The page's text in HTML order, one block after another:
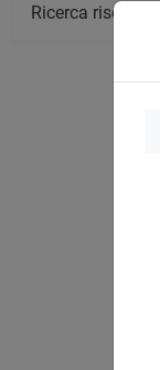
Ricerca risorse